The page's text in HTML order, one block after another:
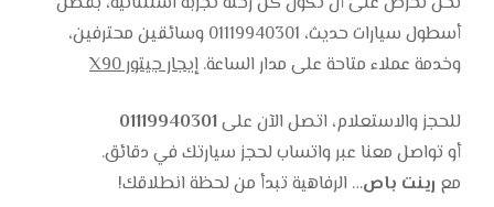
أسطول سيارات حديث، 01119940301 وسائقين محترفين،
وخدمة عملاء متاحة على مدار الساعة.إيجار جيتور X90
للحجز والاستعلام، اتصل الآن على01119940301
أو تواصل معنا عبر واتساب لحجز سيارتك في دقائق.
مع رينت باص… الرفاهية تبدأ من لحظة انطلاقك!